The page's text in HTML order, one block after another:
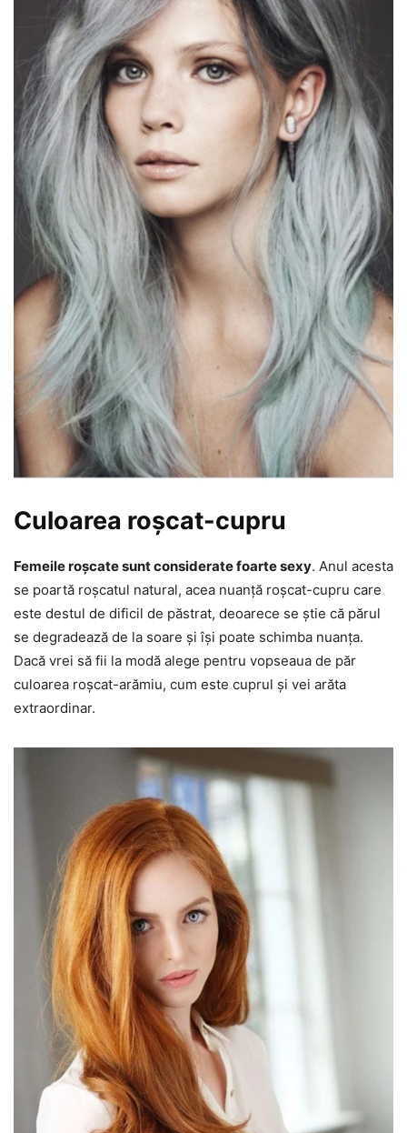
Culoarea roșcat-cupru
Femeile roșcate sunt considerate foarte sexy. Anul acesta
se poartă roșcatul natural, acea nuanță roșcat-cupru care
este destul de dificil de păstrat, deoarece se știe că părul
se degradează de la soare și își poate schimba nuanța.
Dacă vrei să fii la modă alege pentru vopseaua de păr
culoarea roșcat-arămiu, cum este cuprul și vei arăta
extraordinar.